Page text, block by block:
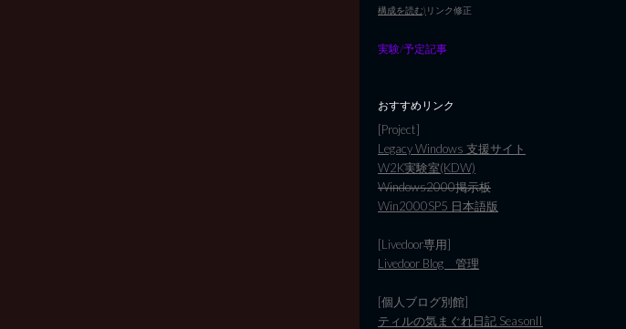
構成を読む) リンク修正
実験/予定記事
おすすめリンク
[Project]
Legacy Windows 支援サイト
W2K実験室(KDW)
Windows2000掲示板
Win2000SP5 日本語版
[Livedoor専用]
Livedoor Blog 管理
[個人ブログ別館]
ティルの気まぐれ日記 SeasonII